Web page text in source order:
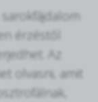
érzéstől
Az
olvasni, amit